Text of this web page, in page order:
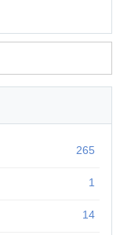
265
1
14